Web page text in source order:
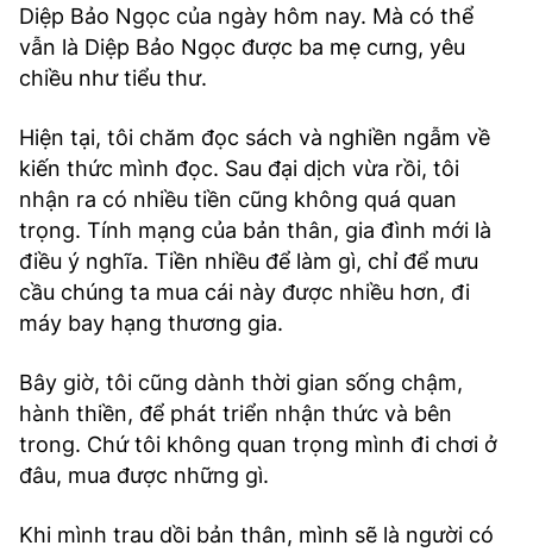
Diệp Bảo Ngọc của ngày hôm nay. Mà có thể
vẫn là Diệp Bảo Ngọc được ba mẹ cưng, yêu
chiều như tiểu thư.
Hiện tại, tôi chăm đọc sách và nghiền ngẫm về
kiến thức mình đọc. Sau đại dịch vừa rồi, tôi
nhận ra có nhiều tiền cũng không quá quan
trọng. Tính mạng của bản thân, gia đình mới là
điều ý nghĩa. Tiền nhiều để làm gì, chỉ để mưu
cầu chúng ta mua cái này được nhiều hơn, đi
máy bay hạng thương gia.
Bây giờ, tôi cũng dành thời gian sống chậm,
hành thiền, để phát triển nhận thức và bên
trong. Chứ tôi không quan trọng mình đi chơi ở
đâu, mua được những gì.
Khi mình trau dồi bản thân, mình sẽ là người có